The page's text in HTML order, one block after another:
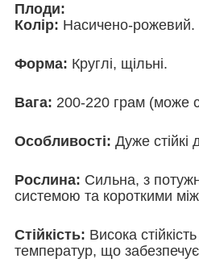
Плоди:
Колір: Насичено-рожевий.
Форма: Круглі, щільні.
Вага: 200-220 грам (може
Особливості: Дуже стійкі
Рослина: Сильна, з
системою та короткими
Стійкість: Висока
температур, що забезпечує